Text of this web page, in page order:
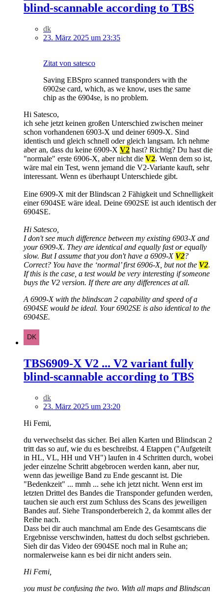
blind-scannable according to TBS
dk
23. März 2025 um 23:35
Zitat von satesco
Saving EBSpro scanned transponders with the
6902se card, which, as we know, uses the same
chip as the 6904se, is no problem.
Hi Satesco,
ich sehe jetzt keinen großen Unterschied zwischen meiner
schon vorhandenen 6903-X und deiner 6909-X. Sind
identisch und gleich schnell oder gleich langsam. Ich nehme
aber an, dass du keine 6909-X V2 hast? Richtig? Du hast die
"normale" erste 6906-X, aber nicht die V2. Wenn dem so ist,
wäre mal ein Test, wenn jemand die V2-Variante kauft, sehr
interessant. Wenn es überhaupt Unterschiede gibt.
Eine 6909-X mit der Blindscan 2 Fähigkeit und Schnelligkeit
einer 6904SE wäre ideal. Deine 6902SE ist auch identisch der
6904SE.
Hi Satesco,
I don't see much difference between my existing 6903-X and
your 6909-X. They are identical and equally fast or equally
slow. But I assume that you don't have a 6909-X V2?
Correct? You have the ‘normal’ first 6906-X, but not the V2.
If this is the case, a test would be very interesting if someone
buys the V2 version. If there are any differences at all.
A 6909-X with the blindscan 2 capability and speed of a
6904SE would be ideal. Your 6902SE is also identical to the
6904SE.
TBS6909-X V2 ... V2 variant fully
blind-scannable according to TBS
dk
23. März 2025 um 23:20
Hi Femi,
du verwechselst das sicher. Bei allen Karten und Blindscan 2
tritt das so auf, wie du es beschreibst. 4 Etappen ("Aufgeteilt
in HL, VL, HH und VH") laufen in 4 Schritten durch, wobei
jeder einzelne Schritt abgebrocen werden kann, aber nur,
wenn das jeweilige Band zu Ende gescannt ist. Die
"Bedenkzeit" ... mmh ... sehe ich jetzt nicht. Wenn erst im
letzten Drittel des Bandes die Transponder gefunden werden,
tauchen sie auch erst zum Schluss des Scans des jeweiligen
Bandes auf. Siehe Transponderbereich 2, da kommt alles der
Reihe nach.
Dass bei dir auch manchmal am Ende des Gesamtscans die
Ergebnisse verschwinden, hattest du doch selbst gschrieben.
Sieh dir das Video der 6904SE noch mal in Ruhe an;
normalerweise kann es bei dir nicht anders sein.
Hi Femi,
you must be confusing the two. With all maps and Blindscan